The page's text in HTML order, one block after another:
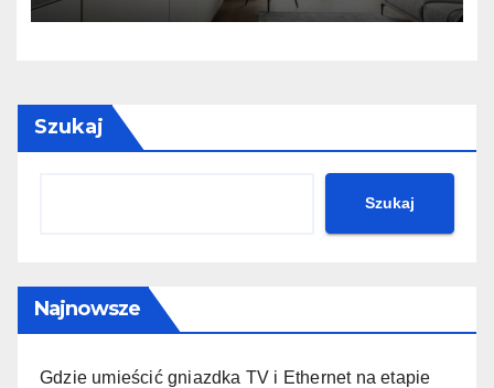
Szukaj
Szukaj
Najnowsze
Gdzie umieścić gniazdka TV i Ethernet na etapie